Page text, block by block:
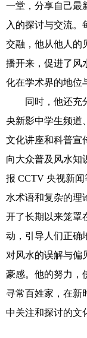
一堂，分享自己最
入的探讨与交流。
交融，他从他人的
播开来，促进了风
化在学术界的地位
同时，他还充分
央新影中学生频道
文化讲座和科普宣
向大众普及风水知
报 CCTV 央视新
水术语和复杂的理
开了长期以来笼罩
动，引导人们正确
对风水的误解与偏
豪感。他的努力，
寻常百姓家，在新
中关注和探讨的文